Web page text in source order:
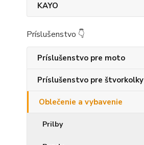
KAYO
Príslušenstvo 👇
Príslušenstvo pre moto
Príslušenstvo pre štvorkolky
Oblečenie a vybavenie
Prilby